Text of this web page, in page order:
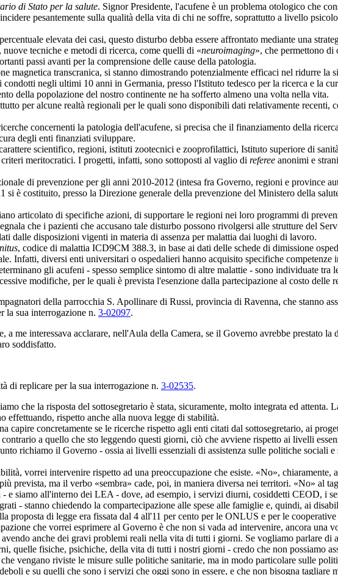
di Stato per la salute. Signor Presidente, l'acufene è un problema otologico che
pesantemente sulla qualità della vita di chi ne soffre, soprattutto a livello
elevata dei casi, questo disturbo debba essere affrontato mediante una
tecniche e metodi di ricerca, come quelli di «neuroimaging», che permettono di
passi avanti per la comprensione delle cause della patologia.
magnetica transcranica, si stanno dimostrando potenzialmente efficaci nel ridurre
negli ultimi 10 anni in Germania, presso l'Istituto tedesco per la ricerca e la
della popolazione del nostro continente ne ha sofferto almeno una volta nella vita.
per alcune realtà regionali per le quali sono disponibili dati relativamente recenti,
concernenti la patologia dell'acufene, si precisa che il finanziamento della
degli enti finanziati sviluppare.
scientifico, regioni, istituti zootecnici e zooprofilattici, Istituto superiore di
meritocratici. I progetti, infatti, sono sottoposti al vaglio di referee anonimi e
di prevenzione per gli anni 2010-2012 (intesa fra Governo, regioni e province
si è costituito, presso la Direzione generale della prevenzione del Ministero della
articolato di specifiche azioni, di supportare le regioni nei loro programmi di
che i pazienti che accusano tale disturbo possono rivolgersi alle strutture del
dalle disposizioni vigenti in materia di assenza per malattia dai luoghi di lavoro.
, codice di malattia ICD9CM 388.3, in base ai dati delle schede di dimissione
Infatti, diversi enti universitari o ospedalieri hanno acquisito specifiche competenze
gli acufeni - spesso semplice sintomo di altre malattie - sono individuate
modifiche, per le quali è prevista l'esenzione dalla partecipazione al costo delle
della parrocchia S. Apollinare di Russi, provincia di Ravenna, che stanno
la sua interrogazione n. 3-02097.
a me interessava acclarare, nell'Aula della Camera, se il Governo avrebbe prestato
soddisfatto.
di replicare per la sua interrogazione n. 3-02535.
che la risposta del sottosegretario è stata, sicuramente, molto integrata ed
effettuando, rispetto anche alla nuova legge di stabilità.
capire concretamente se le ricerche rispetto agli enti citati dal sottosegretario, ai
contrario a quello che sto leggendo questi giorni, ciò che avviene rispetto ai livelli
richiamo il Governo - ossia ai livelli essenziali di assistenza sulle politiche sociali
vorrei intervenire rispetto ad una preoccupazione che esiste. «No»,
prevista, ma il verbo «sembra» cade, poi, in maniera diversa nei territori. «No» al
- e siamo all'interno dei LEA - dove, ad esempio, i servizi diurni, cosiddetti CEOD, i
- stanno chiedendo la compartecipazione alle spese alle famiglie e, quindi, ai
proposta di legge era fissata dal 4 all'11 per cento per le ONLUS e per le
che vorrei esprimere al Governo è che non si vada ad intervenire, ancora una
anche dei gravi problemi reali nella vita di tutti i giorni. Se vogliamo parlare di
quelle fisiche, psichiche, della vita di tutti i nostri giorni - credo che non possiamo
vengano riviste le misure sulle politiche sanitarie, ma in modo particolare sulle
e su quelli che sono i servizi che oggi sono in essere, e che non bisogna tagliare